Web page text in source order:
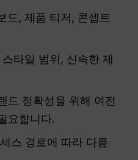
드, 제품 티저, 콘셉트
타일 범위, 신속한 제
드 정확성을 위해 여전
요합니다.
스 경로에 따라 다름